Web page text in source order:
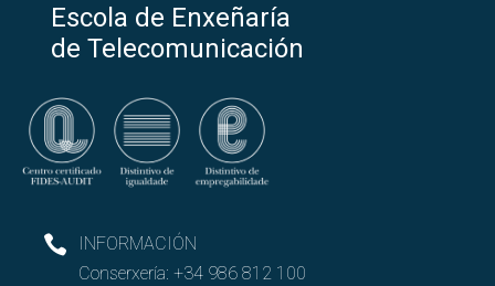
Historia
Localización
Entidades colaboradoras
AbrirGoberno
Escola de Enxeñaría
de Telecomunicación
INFORMACIÓN
Conserxería: +34 986 812 100